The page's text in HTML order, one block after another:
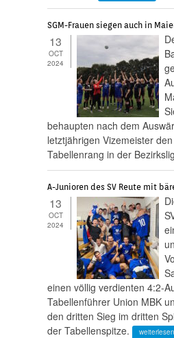
SGM-Frauen siegen auch in
13
OCT
2024
behaupten nach dem
letztjährigen Vizemeister
Tabellenrang in der
A-Junioren des SV Reute mit
13
OCT
2024
einen völlig verdienten 4:2-
Tabellenführer Union MBK
den dritten Sieg im dritten
der Tabellenspitze.